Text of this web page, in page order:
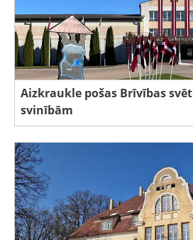
Aizkraukle pošas Brīvības
svinībām